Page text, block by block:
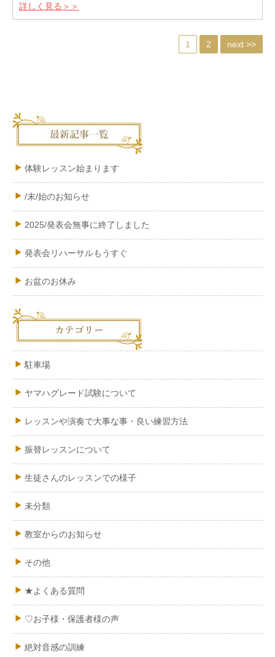
詳しく見る＞＞
1 2 next >>
体験レッスン始まります
/末/始のお知らせ
2025/発表会無事に終了しました
発表会リハーサルもうすぐ
お盆のお休み
駐車場
ヤマハグレード試験について
レッスンや演奏で大事な事・良い練習方法
振替レッスンについて
生徒さんのレッスンでの様子
未分類
教室からのお知らせ
その他
★よくある質問
♡お子様・保護者様の声
絶対音感の訓練